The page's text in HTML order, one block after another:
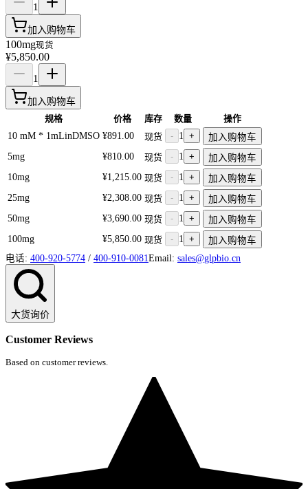
1
加入购物车
100mg现货
¥5,850.00
1
加入购物车
规格 价格 库存 数量
操作
10 mM * 1mLinDMSO ¥891.00 现货 - 1 +
加入购物车
5mg
¥810.00 现货 - 1 +
加入购物车
10mg
¥1,215.00 现货 - 1 +
加入购物车
25mg
¥2,308.00 现货 - 1 +
加入购物车
50mg
¥3,690.00 现货 - 1 +
加入购物车
100mg
¥5,850.00 现货 - 1 +
加入购物车
电话: 400-920-5774 / 400-910-0081 Email: sales@glpbio.cn
大货询价
Customer Reviews
Based on customer reviews.